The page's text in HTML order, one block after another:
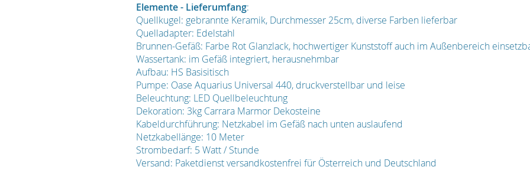
Elemente - Lieferumfang:
Quellkugel: gebrannte Keramik, Durchmesser 25cm, diverse Farben lieferbar
Quelladapter: Edelstahl
Brunnen-Gefäß: Farbe Rot Glanzlack, hochwertiger Kunststoff auch im Außenbereich
Wassertank: im Gefäß integriert, herausnehmbar
Aufbau: HS Basisitisch
Pumpe: Oase Aquarius Universal 440, druckverstellbar und leise
Beleuchtung: LED Quellbeleuchtung
Dekoration: 3kg Carrara Marmor Dekosteine
Kabeldurchführung: Netzkabel im Gefäß nach unten auslaufend
Netzkabellänge: 10 Meter
Strombedarf: 5 Watt / Stunde
Versand: Paketdienst versandkostenfrei für Österreich und Deutschland